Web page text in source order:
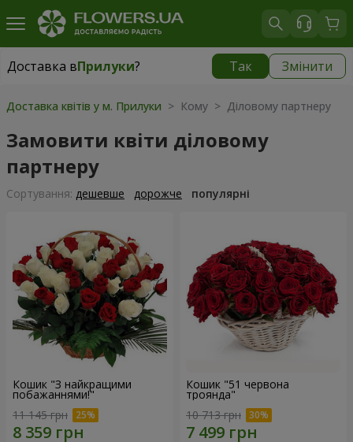
Доставка вПрилуки? Так Змінити
Доставка вПрилуки|
Доставка квітів у м. Прилуки > Кому > Діловому партнеру
Замовити квіти діловому
партнеру
Сортування: дешевше дорожче популярні
Кошик "З найкращими
побажаннями!"
11 145 грн
Кошик "51 червона
троянда"
10 713 грн